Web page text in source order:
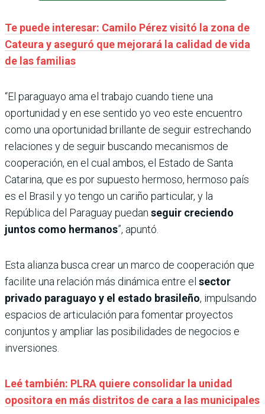
Te puede interesar: Camilo Pérez visitó la zona de
Cateura y aseguró que mejorará la calidad de vida
de las familias
“El paraguayo ama el trabajo cuando tiene una
oportunidad y en ese sentido yo veo este encuentro
como una oportunidad brillante de seguir estrechando
relaciones y de seguir buscando mecanismos de
cooperación, en el cual ambos, el Estado de Santa
Catarina, que es por supuesto hermoso, hermoso país
es el Brasil y yo tengo un cariño particular, y la
República del Paraguay puedan seguir creciendo
juntos como hermanos”, apuntó.
Esta alianza busca crear un marco de cooperación que
facilite una relación más dinámica entre el sector
privado paraguayo y el estado brasileño, impulsando
espacios de articulación para fomentar proyectos
conjuntos y ampliar las posibilidades de negocios e
inversiones.
Leé también: PLRA quiere consolidar la unidad
opositora en más distritos de cara a las municipales